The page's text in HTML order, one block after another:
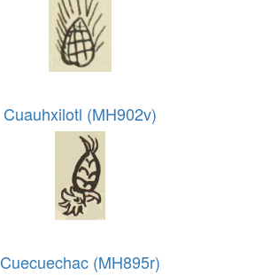
Cuauhxilotl (MH902v)
Cuecuechac (MH895r)